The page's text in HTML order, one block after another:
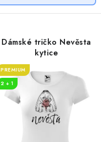
Dámské tričko Nevěsta
kytice
PREMIUM
2 + 1